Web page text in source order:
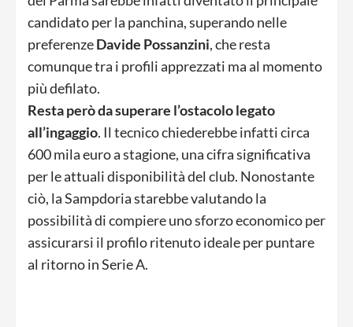
candidato per la panchina, superando nelle
preferenzeDavide Possanzini, che resta
comunque tra i profili apprezzati ma al momento
più defilato.
Resta però da superare l’ostacolo legato
all’ingaggio. Il tecnico chiederebbe infatti circa
600 mila euro a stagione, una cifra significativa
per le attuali disponibilità del club. Nonostante
ciò, la Sampdoria starebbe valutando la
possibilità di compiere uno sforzo economico per
assicurarsi il profilo ritenuto ideale per puntare
al ritorno in Serie A.